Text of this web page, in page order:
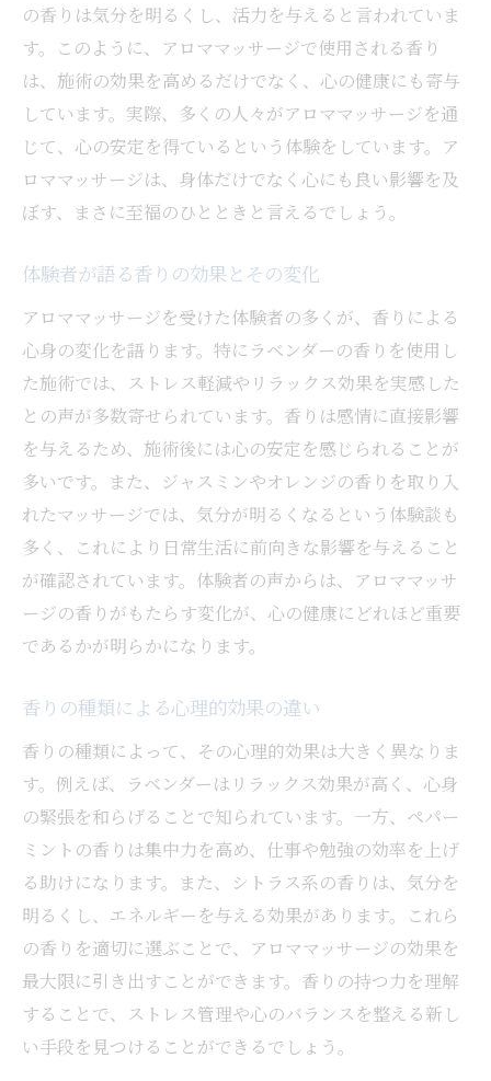
の香りは気分を明るくし、活力を与えると言われていま
す。このように、アロママッサージで使用される香り
は、施術の効果を高めるだけでなく、心の健康にも寄与
しています。実際、多くの人々がアロママッサージを通
じて、心の安定を得ているという体験をしています。ア
ロママッサージは、身体だけでなく心にも良い影響を及
ぼす、まさに至福のひとときと言えるでしょう。
体験者が語る香りの効果とその変化
アロママッサージを受けた体験者の多くが、香りによる
心身の変化を語ります。特にラベンダーの香りを使用し
た施術では、ストレス軽減やリラックス効果を実感した
との声が多数寄せられています。香りは感情に直接影響
を与えるため、施術後には心の安定を感じられることが
多いです。また、ジャスミンやオレンジの香りを取り入
れたマッサージでは、気分が明るくなるという体験談も
多く、これにより日常生活に前向きな影響を与えること
が確認されています。体験者の声からは、アロママッサ
ージの香りがもたらす変化が、心の健康にどれほど重要
であるかが明らかになります。
香りの種類による心理的効果の違い
香りの種類によって、その心理的効果は大きく異なりま
す。例えば、ラベンダーはリラックス効果が高く、心身
の緊張を和らげることで知られています。一方、ペパー
ミントの香りは集中力を高め、仕事や勉強の効率を上げ
る助けになります。また、シトラス系の香りは、気分を
明るくし、エネルギーを与える効果があります。これら
の香りを適切に選ぶことで、アロママッサージの効果を
最大限に引き出すことができます。香りの持つ力を理解
することで、ストレス管理や心のバランスを整える新し
い手段を見つけることができるでしょう。